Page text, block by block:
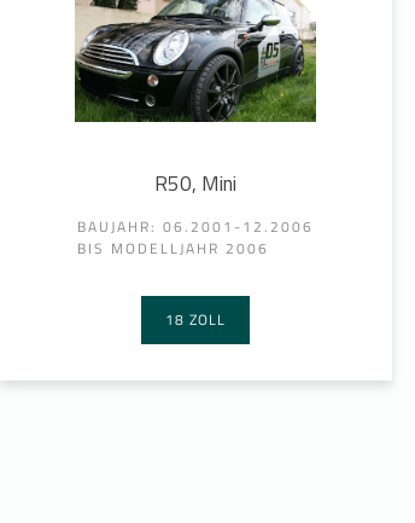
R50, Mini
BAUJAHR: 06.2001-12.2006
BIS MODELLJAHR 2006
18 ZOLL